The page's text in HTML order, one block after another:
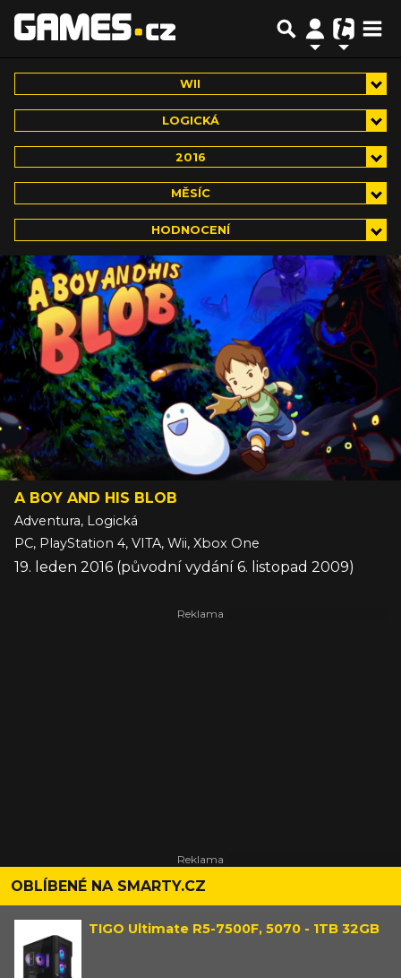
WII
LOGICKÁ
2016
MĚSÍC
HODNOCENÍ
A BOY AND HIS BLOB
Adventura, Logická
PC, PlayStation 4, VITA, Wii, Xbox One
19. leden 2016 (původní vydání 6. listopad 2009)
OBLÍBENÉ NA SMARTY.CZ
TIGO Ultimate R5-7500F, 5070 - 1TB 32GB